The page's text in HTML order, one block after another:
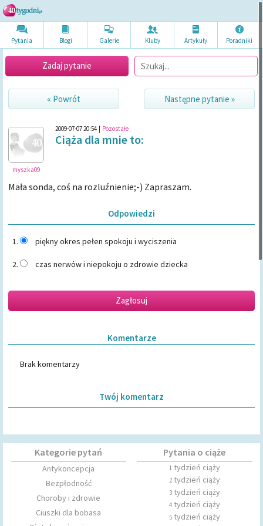
Pytania Blogi Galerie Kluby Artykuły Poradniki
Zadaj pytanie
« Powrót Następne pytanie »
myszka09
2009-07-07 20:54 Pozostałe
Ciąża dla mnie to:
Mała sonda, coś na rozluźnienie;-) Zapraszam.
Odpowiedzi
piękny okres pełen spokoju i wyciszenia
czas nerwów i niepokoju o zdrowie dziecka
Zagłosuj
Komentarze
Brak komentarzy
Twój komentarz
Kategorie pytań
Antykoncepcja
Bezpłodność
Choroby i zdrowie
Ciuszki dla bobasa
Pytania o ciąże
1tydzień ciąży
2tydzień ciąży
3tydzień ciąży
4tydzień ciąży
5tydzień ciąży